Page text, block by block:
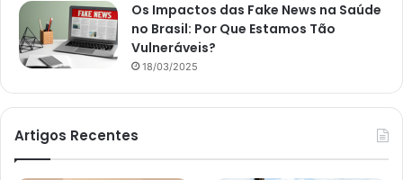
Os Impactos das Fake News na Saúde
no Brasil: Por Que Estamos Tão
Vulneráveis?
18/03/2025
Artigos Recentes